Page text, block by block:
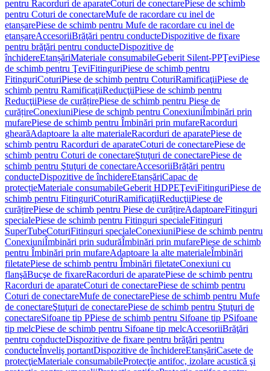
pentru Racorduri de aparateCoturi de conectarePiese de schimb
pentru Coturi de conectareMufe de racordare cu inel de
etanșarePiese de schimb pentru Mufe de racordare cu inel de
etanșareAccesoriiBrăţări pentru conducteDispozitive de fixare
pentru brăţări pentru conducteDispozitive de
închidereEtanșăriMateriale consumabileGeberit Silent-PPŢeviPiese
de schimb pentru ŢeviFitinguriPiese de schimb pentru
FitinguriCoturiPiese de schimb pentru CoturiRamificaţiiPiese de
schimb pentru RamificaţiiReducţiiPiese de schimb pentru
ReducţiiPiese de curățirePiese de schimb pentru Piese de
curățireConexiuniPiese de schimb pentru ConexiuniÎmbinări prin
mufarePiese de schimb pentru Îmbinări prin mufareRacorduri
ghearăAdaptoare la alte materialeRacorduri de aparatePiese de
schimb pentru Racorduri de aparateCoturi de conectarePiese de
schimb pentru Coturi de conectareŞtuţuri de conectarePiese de
schimb pentru Ştuţuri de conectareAccesoriiBrățări pentru
conducteDispozitive de închidereEtanșăriCapac de
protecțieMateriale consumabileGeberit HDPEŢeviFitinguriPiese de
schimb pentru FitinguriCoturiRamificaţiiReducţiiPiese de
curățirePiese de schimb pentru Piese de curățireAdaptoareFitinguri
specialePiese de schimb pentru Fitinguri specialeFitinguri
SuperTubeCoturiFitinguri specialeConexiuniPiese de schimb pentru
ConexiuniÎmbinări prin sudurăÎmbinări prin mufarePiese de schimb
pentru Îmbinări prin mufareAdaptoare la alte materialeÎmbinări
filetatePiese de schimb pentru Îmbinări filetateConexiuni cu
flanşăBucşe de fixareRacorduri de aparatePiese de schimb pentru
Racorduri de aparateCoturi de conectarePiese de schimb pentru
Coturi de conectareMufe de conectarePiese de schimb pentru Mufe
de conectareŞtuţuri de conectarePiese de schimb pentru Ştuţuri de
conectareSifoane tip PPiese de schimb pentru Sifoane tip PSifoane
tip melcPiese de schimb pentru Sifoane tip melcAccesoriiBrăţări
pentru conducteDispozitive de fixare pentru brăţări pentru
conducteÎnveliş portantDispozitive de închidereEtanșăriCasete de
protecţieMateriale consumabileProtecţie antifoc, izolare acustică şi